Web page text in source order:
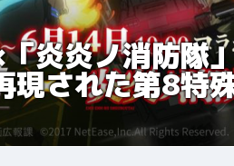
「炎炎ノ消防隊
現された第8特